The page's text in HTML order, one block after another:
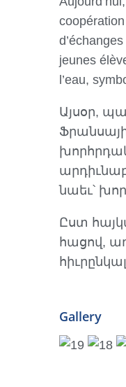
jeunes
l’eau,
Այսօր,
նաեւ՝
Ըստ
հացով,
Gallery